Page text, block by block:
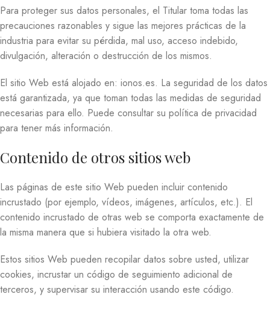
Para proteger sus datos personales, el Titular toma todas las
precauciones razonables y sigue las mejores prácticas de la
industria para evitar su pérdida, mal uso, acceso indebido,
divulgación, alteración o destrucción de los mismos.
El sitio Web está alojado en: ionos.es. La seguridad de los datos
está garantizada, ya que toman todas las medidas de seguridad
necesarias para ello. Puede consultar su política de privacidad
para tener más información.
Contenido de otros sitios web
Las páginas de este sitio Web pueden incluir contenido
incrustado (por ejemplo, vídeos, imágenes, artículos, etc.). El
contenido incrustado de otras web se comporta exactamente de
la misma manera que si hubiera visitado la otra web.
Estos sitios Web pueden recopilar datos sobre usted, utilizar
cookies, incrustar un código de seguimiento adicional de
terceros, y supervisar su interacción usando este código.